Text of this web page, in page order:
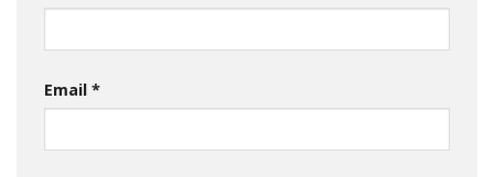
Email *